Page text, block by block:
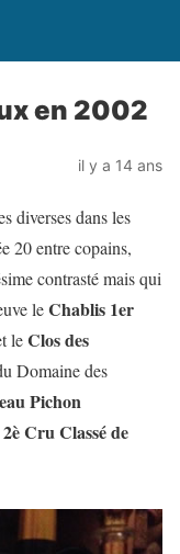
en 2002
il y a 14 ans
diverses dans les
20 entre copains,
contrasté mais qui
leChablis 1er
leClos des
Domaine des
Pichon
Cru Classé de